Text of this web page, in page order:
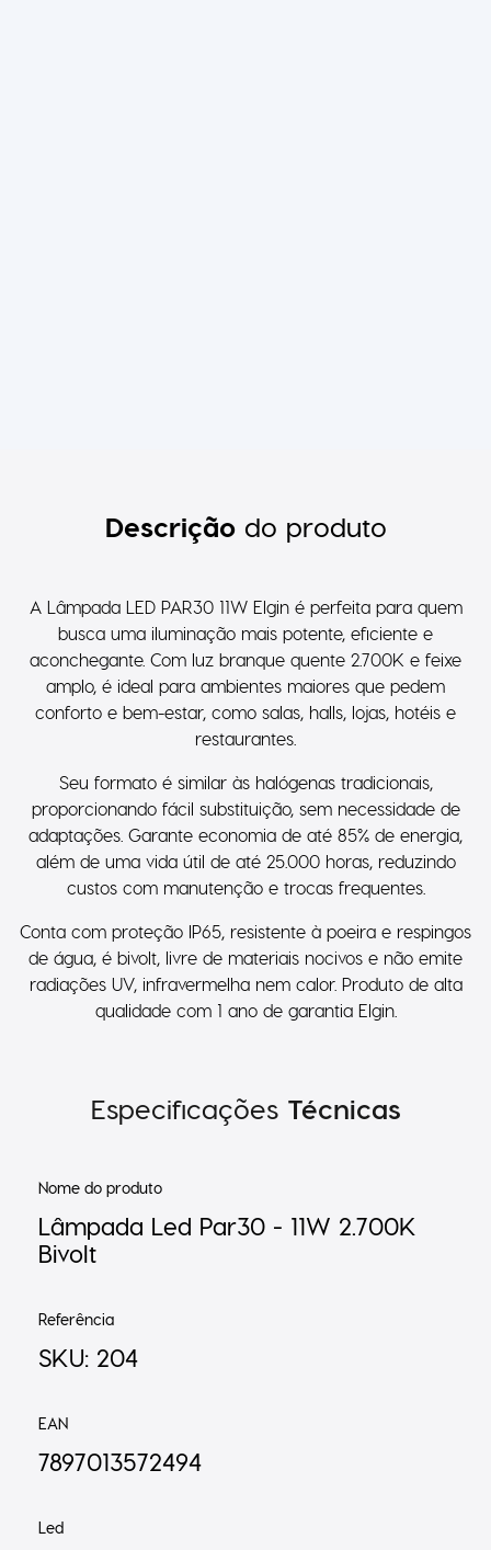
Descriçãodo produto
A Lâmpada LED PAR30 11W Elgin é perfeita para quem
busca uma iluminação mais potente, eficiente e
aconchegante. Com luz branque quente 2.700K e feixe
amplo, é ideal para ambientes maiores que pedem
conforto e bem-estar, como salas, halls, lojas, hotéis e
restaurantes.
Seu formato é similar às halógenas tradicionais,
proporcionando fácil substituição, sem necessidade de
adaptações. Garante economia de até 85% de energia,
além de uma vida útil de até 25.000 horas, reduzindo
custos com manutenção e trocas frequentes.
Conta com proteção IP65, resistente à poeira e respingos
de água, é bivolt, livre de materiais nocivos e não emite
radiações UV, infravermelha nem calor. Produto de alta
qualidade com 1 ano de garantia Elgin.
Especificações Técnicas
Nome do produto
Lâmpada Led Par30 - 11W 2.700K
Bivolt
Referência
SKU: 204
EAN
7897013572494
Led